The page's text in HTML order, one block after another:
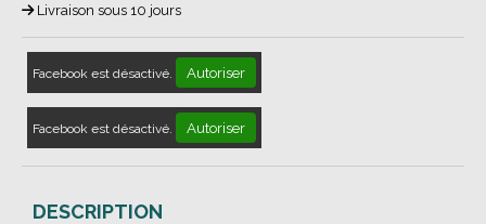
Livraison sous 10 jours
Facebook est désactivé. Autoriser
Facebook est désactivé. Autoriser
DESCRIPTION